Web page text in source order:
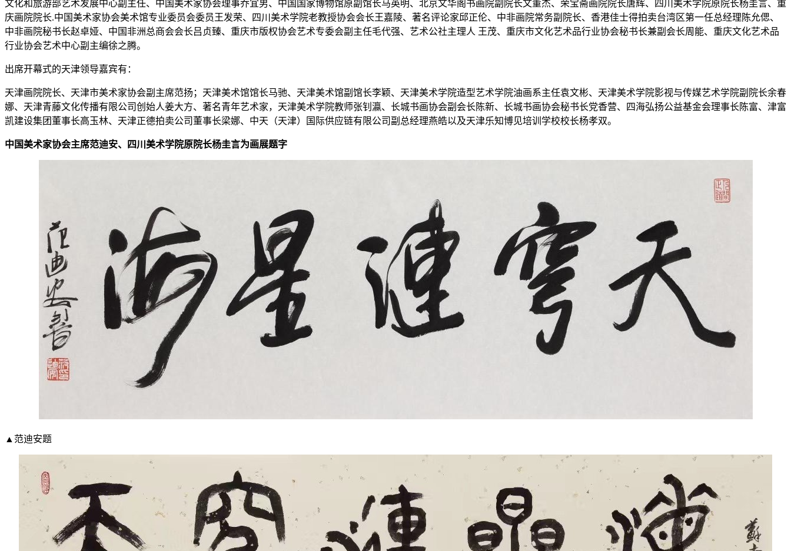
文化和旅游部艺术发展中心副主任、中国美术家协会理事乔宜男、中国国家博物馆原副馆长马英明、北京文华阁书画院副院长文董杰、荣宝斋画院院长唐辉、四川美术学院原院长杨圭言、重
庆画院院长.中国美术家协会美术馆专业委员会委员王发荣、四川美术学院老教授协会会长王嘉陵、著名评论家邱正伦、中非画院常务副院长、香港佳士得拍卖台湾区第一任总经理陈允偲、
中非画院秘书长赵卓娅、中国非洲总商会会长吕贞臻、重庆市版权协会艺术专委会副主任毛代强、艺术公社主理人 王茂、重庆市文化艺术品行业协会秘书长兼副会长周能、重庆文化艺术品
行业协会艺术中心副主编徐之腾。
出席开幕式的天津领导嘉宾有：
天津画院院长、天津市美术家协会副主席范扬；天津美术馆馆长马驰、天津美术馆副馆长李颖、天津美术学院造型艺术学院油画系主任袁文彬、天津美术学院影视与传媒艺术学院副院长余春
娜、天津青藤文化传播有限公司创始人姜大方、著名青年艺术家，天津美术学院教师张钊瀛、长城书画协会副会长陈新、长城书画协会秘书长党香营、四海弘扬公益基金会理事长陈富、津富
凯建设集团董事长高玉林、天津正德拍卖公司董事长梁娜、中天（天津）国际供应链有限公司副总经理燕皓以及天津乐知博见培训学校校长杨孝双。
中国美术家协会主席范迪安、四川美术学院原院长杨圭言为画展题字
▲范迪安题